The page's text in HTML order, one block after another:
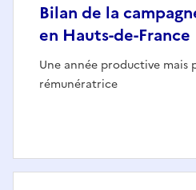
Bilan de la
en Hauts-de-France
Une année productive mais
rémunératrice